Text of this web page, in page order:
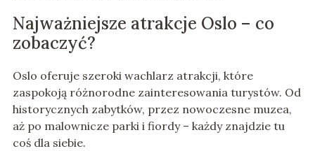
Najważniejsze atrakcje Oslo – co
zobaczyć?
Oslo oferuje szeroki wachlarz atrakcji, które
zaspokoją różnorodne zainteresowania turystów. Od
historycznych zabytków, przez nowoczesne muzea,
aż po malownicze parki i fiordy – każdy znajdzie tu
coś dla siebie.